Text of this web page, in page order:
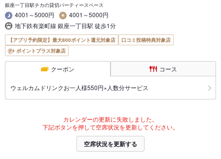
銀座一丁目駅チカの貸切パーティースペース
4001～5000円
4001～5000円
地下鉄有楽町線 銀座一丁目駅 徒歩1分
【アプリ予約限定】最大800ポイント還元対象店
口コミ投稿特典対象店
ポイントプラス対象店
クーポン コース
ウェルカムドリンクお一人様550円×人数分サービス
カレンダーの更新に失敗しました。
下記ボタンを押して空席状況を更新してください。
空席状況を更新する